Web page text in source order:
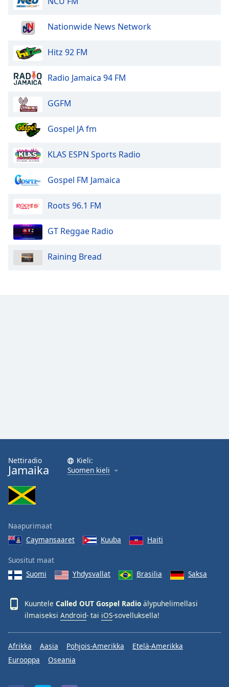
dialog
Escape
cancel
close
window.
Color
Opacity
Background
Color
Opacity
Font
Family
Reset
Close
Modal
Dialog
dialog
window.
Nationwide News Network
Hitz 92 FM
Radio Jamaica 94 FM
GGFM
Gospel JA fm
KLAS ESPN Sports Radio
Gospel FM Jamaica
Roots 96.1 FM
GT Reggae Radio
Raining Bread
Nettiradio
Jamaika
Kieli:
Suomen kieli
Naapurimaat
Caymansaaret
Kuuba Haiti
Suositut maat
Suomi
Yhdysvallat Brasilia Saksa
Kuuntele Called OUT Gospel Radio älypuhelimellasi
ilmaiseksi Android- tai iOS-sovelluksella!
Afrikka Aasia Pohjois-Amerikka
Etelä-Amerikka
Eurooppa
Oseania